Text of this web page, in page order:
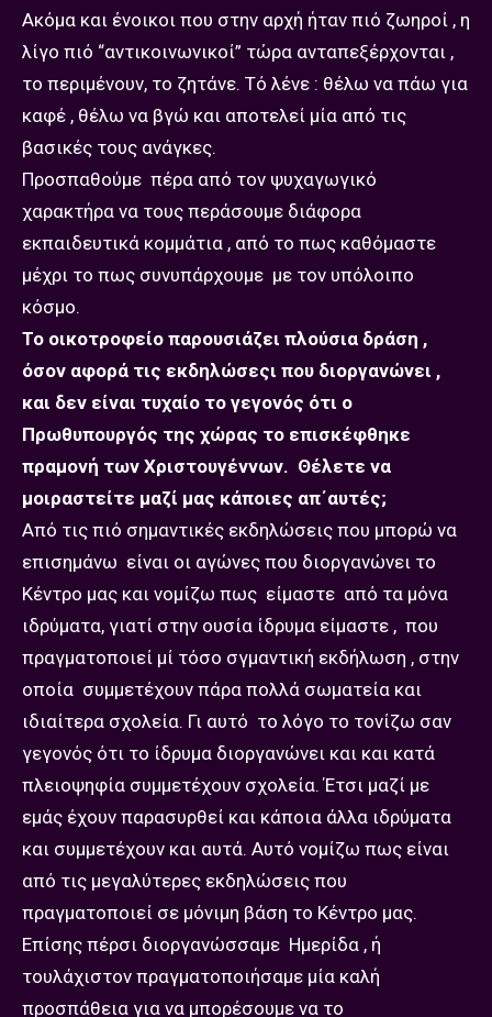
Ακόμα και ένοικοι που στην αρχή ήταν πιό ζωηροί , η
λίγο πιό “αντικοινωνικοί” τώρα ανταπεξέρχονται ,
το περιμένουν, το ζητάνε. Τό λένε : θέλω να πάω για
καφέ , θέλω να βγώ και αποτελεί μία από τις
βασικές τους ανάγκες.
Προσπαθούμε πέρα από τον ψυχαγωγικό
χαρακτήρα να τους περάσουμε διάφορα
εκπαιδευτικά κομμάτια , από το πως καθόμαστε
μέχρι το πως συνυπάρχουμε με τον υπόλοιπο
κόσμο.
Το οικοτροφείο παρουσιάζει πλούσια δράση ,
όσον αφορά τις εκδηλώσεςι που διοργανώνει ,
και δεν είναι τυχαίο το γεγονός ότι ο
Πρωθυπουργός της χώρας το επισκέφθηκε
πραμονή των Χριστουγέννων. Θέλετε να
μοιραστείτε μαζί μας κάποιες απ΄αυτές;
Από τις πιό σημαντικές εκδηλώσεις που μπορώ να
επισημάνω είναι οι αγώνες που διοργανώνει το
Κέντρο μας και νομίζω πως είμαστε από τα μόνα
ιδρύματα, γιατί στην ουσία ίδρυμα είμαστε , που
πραγματοποιεί μί τόσο σγμαντική εκδήλωση , στην
οποία συμμετέχουν πάρα πολλά σωματεία και
ιδιαίτερα σχολεία. Γι αυτό το λόγο το τονίζω σαν
γεγονός ότι το ίδρυμα διοργανώνει και και κατά
πλειοψηφία συμμετέχουν σχολεία. Έτσι μαζί με
εμάς έχουν παρασυρθεί και κάποια άλλα ιδρύματα
και συμμετέχουν και αυτά. Αυτό νομίζω πως είναι
από τις μεγαλύτερες εκδηλώσεις που
πραγματοποιεί σε μόνιμη βάση το Κέντρο μας.
Επίσης πέρσι διοργανώσσαμε Ημερίδα , ή
τουλάχιστον πραγματοποιήσαμε μία καλή
προσπάθεια για να μπορέσουμε να το